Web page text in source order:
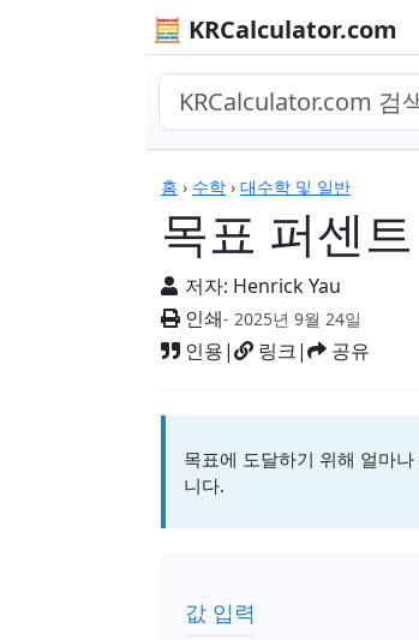
🧮 KRCalculator.com
홈 › 수학 › 대수학 및 일반
목표 퍼센
저자: Henrick Yau
인쇄- 2025년 9월 24일
인용| 링크| 공유
계산기
목표에 도달하기 위해 얼마
니다.
값 입력